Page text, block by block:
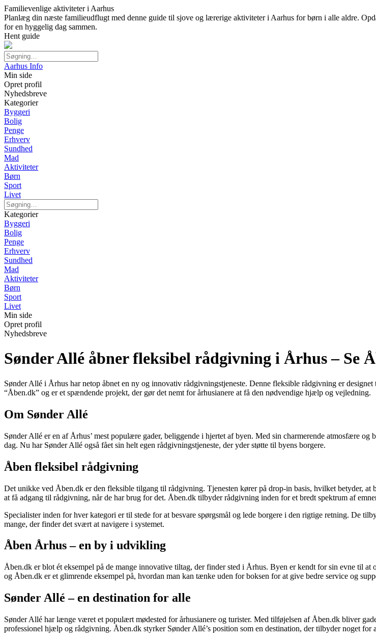
Familievenlige aktiviteter i Aarhus
Planlæg din næste familieudflugt med denne guide til sjove og lærerige aktiviteter i Aarhus for børn i alle aldre.
for en hyggelig dag sammen.
Hent guide
Aarhus Info
Min side
Opret profil
Nyhedsbreve
Kategorier
Byggeri
Bolig
Penge
Erhverv
Sundhed
Mad
Aktiviteter
Børn
Sport
Livet
Kategorier
Byggeri
Bolig
Penge
Erhverv
Sundhed
Mad
Aktiviteter
Børn
Sport
Livet
Min side
Opret profil
Nyhedsbreve
Sønder Allé åbner fleksibel rådgivning i Århus – Se
Sønder Allé i Århus har netop åbnet en ny og innovativ rådgivningstjeneste. Denne fleksible rådgivning er
“Åben.dk” og er et spændende projekt, der gør det nemt for århusianere at få den nødvendige hjælp og vejledning.
Om Sønder Allé
Sønder Allé er en af Århus’ mest populære gader, beliggende i hjertet af byen. Med sin charmerende atmosfære
dag. Nu har Sønder Allé også fået sin helt egen rådgivningstjeneste, der yder støtte til byens borgere.
Åben fleksibel rådgivning
Det unikke ved Åben.dk er den fleksible tilgang til rådgivning. Tjenesten kører på drop-in basis, hvilket betyder,
at få adgang til rådgivning, når de har brug for det. Åben.dk tilbyder rådgivning inden for et bredt spektrum af
Specialister inden for hver kategori er til stede for at besvare spørgsmål og lede borgere i den rigtige retning. De
mange, der finder det svært at navigere i systemet.
Åben Århus – en by i udvikling
Åben.dk er blot ét eksempel på de mange innovative tiltag, der finder sted i Århus. Byen er kendt for sin evne til
og Åben.dk er et glimrende eksempel på, hvordan man kan tænke uden for boksen for at give bedre service og
Sønder Allé – en destination for alle
Sønder Allé har længe været et populært mødested for århusianere og turister. Med tilføjelsen af Åben.dk bliver
professionel hjælp og rådgivning. Åben.dk styrker Sønder Allé’s position som en destination, der tilbyder noget for